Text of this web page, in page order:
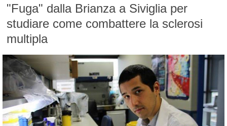
"Fuga" dalla Brianza a Siviglia per
studiare come combattere la sclerosi
multipla